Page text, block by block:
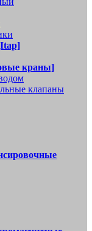
краны]
клапаны